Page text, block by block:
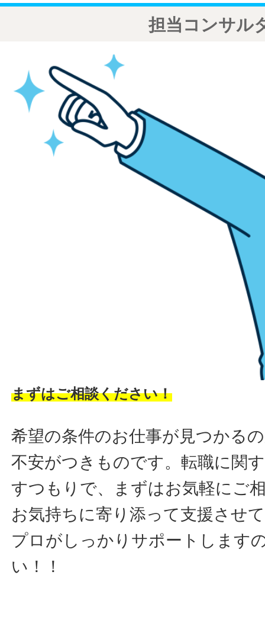
担当コンサル
まずはご相談ください！
希望の条件のお仕事が見つかる
不安がつきものです。転職に関
すつもりで、まずはお気軽にご
お気持ちに寄り添って支援させ
プロがしっかりサポートします
い！！